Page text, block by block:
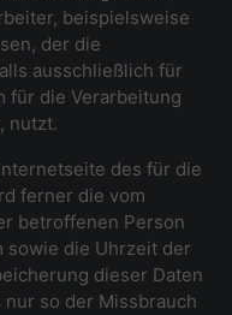
beispielsweise
der die
ausschließlich für
für die Verarbeitung
nutzt.
des für die
ferner die vom
betroffenen Person
sowie die Uhrzeit der
dieser Daten
so der Missbrauch